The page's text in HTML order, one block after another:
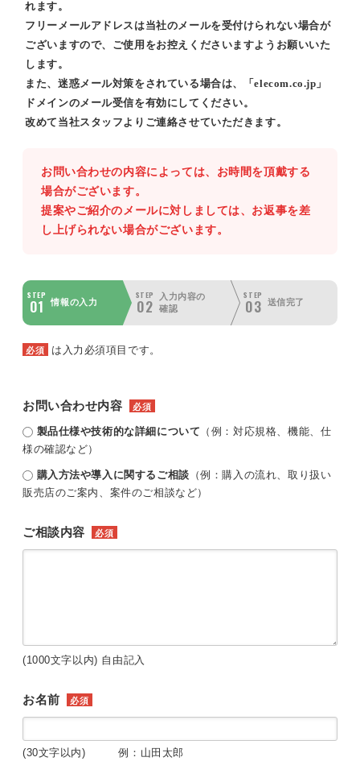
れます。
フリーメールアドレスは当社のメールを受付けられない場合が
ございますので、ご使用をお控えくださいますようお願いいた
します。
また、迷惑メール対策をされている場合は、「elecom.co.jp」
ドメインのメール受信を有効にしてください。
改めて当社スタッフよりご連絡させていただきます。
お問い合わせの内容によっては、お時間を頂戴する
場合がございます。
提案やご紹介のメールに対しましては、お返事を差
し上げられない場合がございます。
STEP
01 情報の入力
STEP
02
入力内容の
確認
STEP
03 送信完了
必須 は入力必須項目です。
お問い合わせ内容 必須
製品仕様や技術的な詳細について （例：対応規格、機能、仕
様の確認など）
購入方法や導入に関するご相談 （例：購入の流れ、取り扱い
販売店のご案内、案件のご相談など）
ご相談内容 必須
(1000文字以内) 自由記入
お名前 必須
(30文字以内) 例：山田太郎